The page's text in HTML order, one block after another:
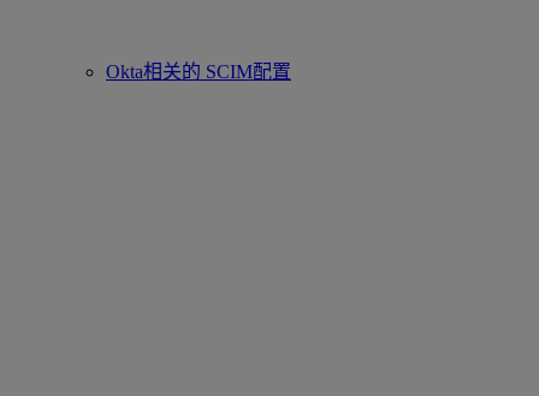
Okta相关的 SCIM配置